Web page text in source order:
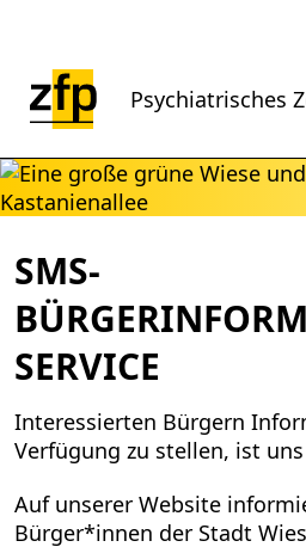
Psychiatrisches
SMS-
SERVICE
Interessierten Bürgern
Verfügung zu stellen, ist
Auf unserer Website
Bürger*innen der Stadt